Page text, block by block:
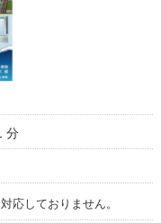
分
応しておりません。